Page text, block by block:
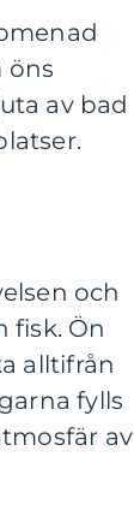
öns
av bad
och
fisk. Ön
alltifrån
fylls
av